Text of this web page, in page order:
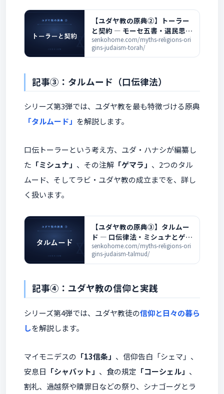
【ユダヤ教の原典②】トーラー
と契約 ― モーセ五書・選民思
想・613の戒律を解説
senkohome.com/myths-religions-ori
gins-judaism-torah/
記事③：タルムード（口伝律法）
シリーズ第3弾では、ユダヤ教を最も特徴づける原典
「タルムード」 を解説します。
口伝トーラーという考え方、ユダ・ハナシが編纂し
た 「ミシュナ」 、その注解 「ゲマラ」 、2つのタル
ムード、そしてラビ・ユダヤ教の成立までを、詳し
く扱います。
【ユダヤ教の原典③】タルムー
ド ― 口伝律法・ミシュナとゲマ
ラを詳しく解説
senkohome.com/myths-religions-ori
gins-judaism-talmud/
記事④：ユダヤ教の信仰と実践
シリーズ第4弾では、ユダヤ教徒の信仰と日々の暮ら
しを解説します。
マイモニデスの 「13信条」 、信仰告白「シェマ」、
安息日 「シャバット」 、食の規定 「コーシェル」 、
割礼、過越祭や贖罪日などの祭り、シナゴーグとラ